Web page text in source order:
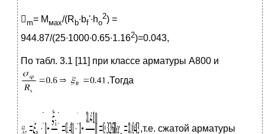
m= Ммах/(Rb∙bf'∙ho
2) =
944.87/(25∙1000∙0.65∙1.162)=0.043,
По табл. 3.1 [11] при классе арматуры А800 и
.Тогда
,т.е. сжатой арматуры